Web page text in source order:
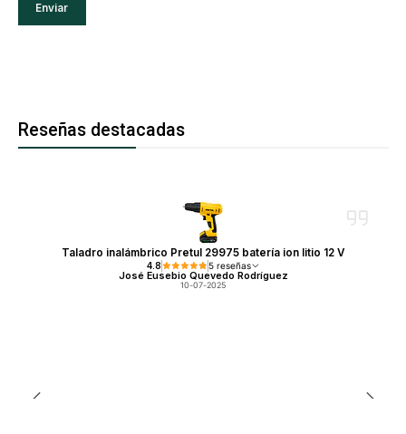
Reseñas destacadas
Taladro inalámbrico Pretul 29975 batería ion litio 12 V
4.8 5 reseñas
José Eusebio Quevedo Rodríguez
10-07-2025